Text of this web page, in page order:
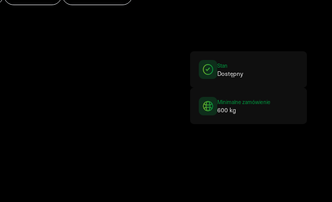
Stan
Dostępny
Minimalne zamówienie
600 kg